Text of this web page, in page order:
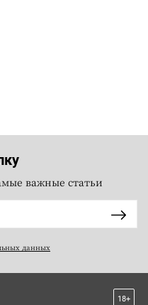
важные статьи
данных
18+